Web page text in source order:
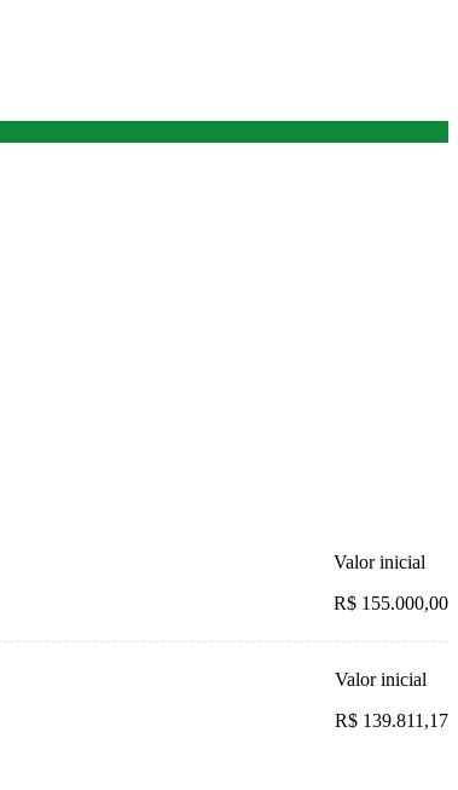
Valor inicial
R$ 155.000,00
Valor inicial
R$ 139.811,17